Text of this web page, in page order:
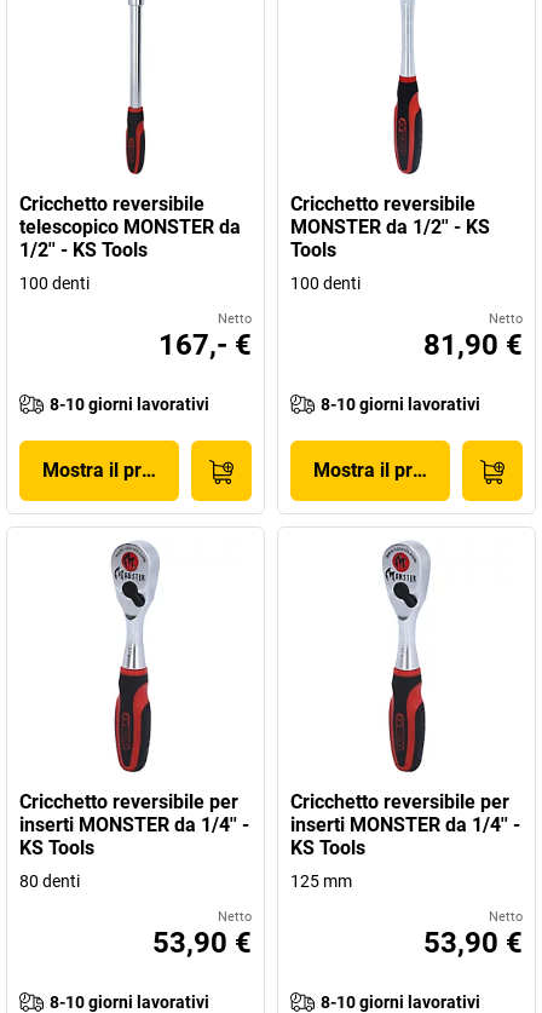
Cricchetto reversibile
telescopico MONSTER da
1/2'' - KS Tools
100 denti
Netto
167,- €
8-10 giorni lavorativi
Mostra il prodotto
Cricchetto reversibile
MONSTER da 1/2'' - KS
Tools
100 denti
Netto
81,90 €
8-10 giorni lavorativi
Mostra il prodotto
Cricchetto reversibile per
inserti MONSTER da 1/4'' -
KS Tools
80 denti
Netto
53,90 €
8-10 giorni lavorativi
Cricchetto reversibile per
inserti MONSTER da 1/4'' -
KS Tools
125 mm
Netto
53,90 €
8-10 giorni lavorativi